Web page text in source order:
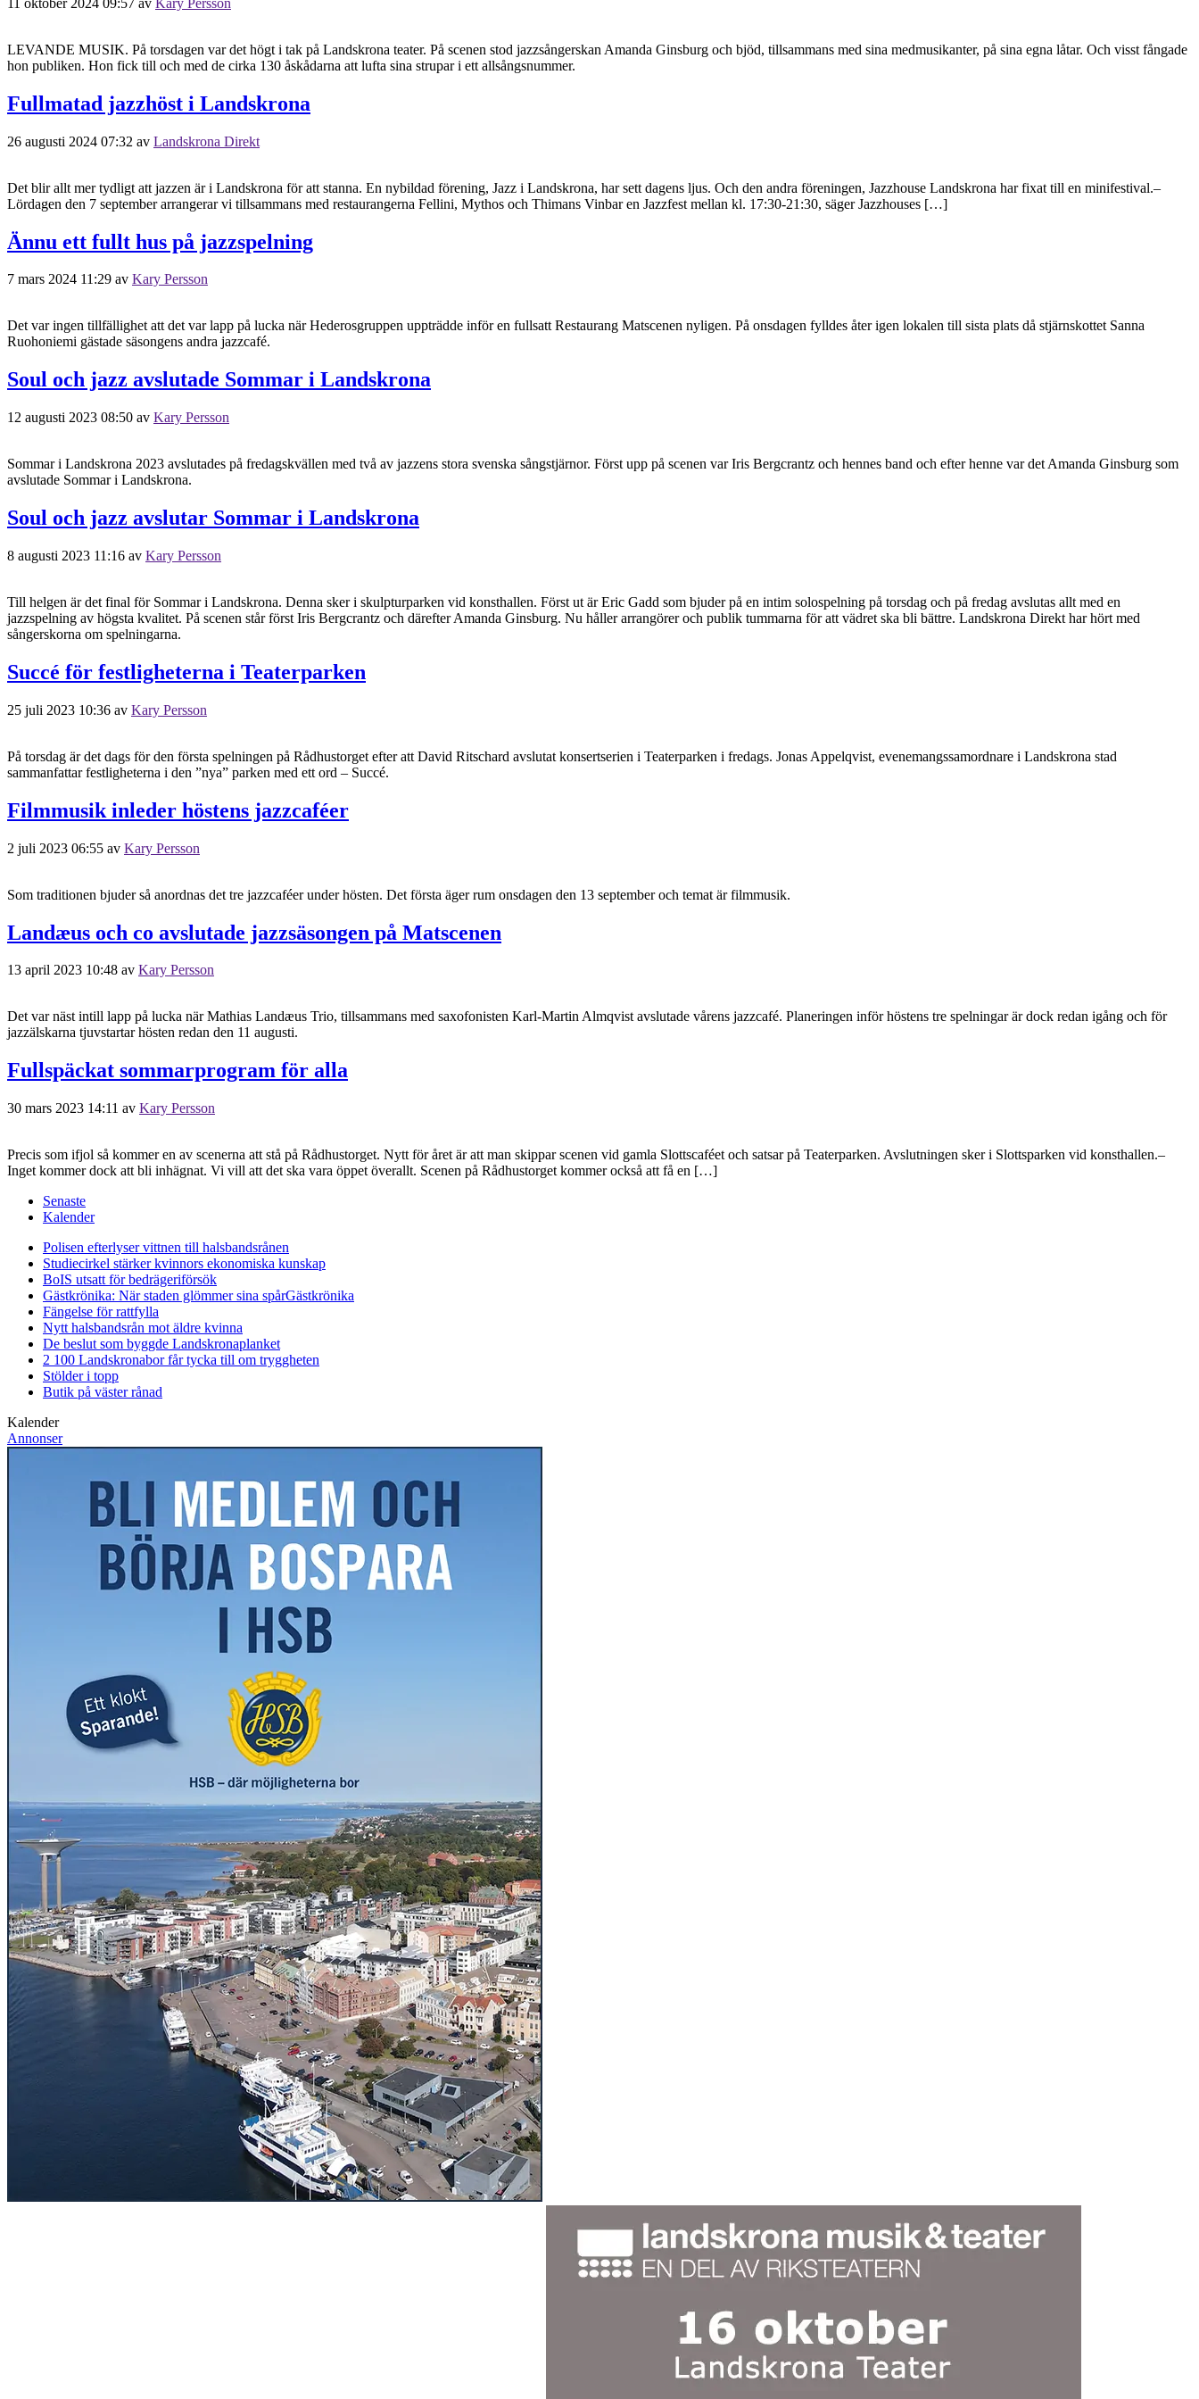
LEVANDE MUSIK. På torsdagen var det högt i tak på Landskrona teater. På scenen stod jazzsångerskan Amanda Ginsburg och bjöd, tillsammans med sina medmusikanter, på sina egna låtar. Och visst fångade
hon publiken. Hon fick till och med de cirka 130 åskådarna att lufta sina strupar i ett allsångsnummer.
Fullmatad jazzhöst i Landskrona
26 augusti 2024 07:32 av Landskrona Direkt
Det blir allt mer tydligt att jazzen är i Landskrona för att stanna. En nybildad förening, Jazz i Landskrona, har sett dagens ljus. Och den andra föreningen, Jazzhouse Landskrona har fixat till en minifestival.–
Lördagen den 7 september arrangerar vi tillsammans med restaurangerna Fellini, Mythos och Thimans Vinbar en Jazzfest mellan kl. 17:30-21:30, säger Jazzhouses […]
Ännu ett fullt hus på jazzspelning
7 mars 2024 11:29 av Kary Persson
Det var ingen tillfällighet att det var lapp på lucka när Hederosgruppen uppträdde inför en fullsatt Restaurang Matscenen nyligen. På onsdagen fylldes åter igen lokalen till sista plats då stjärnskottet Sanna
Ruohoniemi gästade säsongens andra jazzcafé.
Soul och jazz avslutade Sommar i Landskrona
12 augusti 2023 08:50 av Kary Persson
Sommar i Landskrona 2023 avslutades på fredagskvällen med två av jazzens stora svenska sångstjärnor. Först upp på scenen var Iris Bergcrantz och hennes band och efter henne var det Amanda Ginsburg som
avslutade Sommar i Landskrona.
Soul och jazz avslutar Sommar i Landskrona
8 augusti 2023 11:16 av Kary Persson
Till helgen är det final för Sommar i Landskrona. Denna sker i skulpturparken vid konsthallen. Först ut är Eric Gadd som bjuder på en intim solospelning på torsdag och på fredag avslutas allt med en
jazzspelning av högsta kvalitet. På scenen står först Iris Bergcrantz och därefter Amanda Ginsburg. Nu håller arrangörer och publik tummarna för att vädret ska bli bättre. Landskrona Direkt har hört med
sångerskorna om spelningarna.
Succé för festligheterna i Teaterparken
25 juli 2023 10:36 av Kary Persson
På torsdag är det dags för den första spelningen på Rådhustorget efter att David Ritschard avslutat konsertserien i Teaterparken i fredags. Jonas Appelqvist, evenemangssamordnare i Landskrona stad
sammanfattar festligheterna i den ”nya” parken med ett ord – Succé.
Filmmusik inleder höstens jazzcaféer
2 juli 2023 06:55 av Kary Persson
Som traditionen bjuder så anordnas det tre jazzcaféer under hösten. Det första äger rum onsdagen den 13 september och temat är filmmusik.
Landæus och co avslutade jazzsäsongen på Matscenen
13 april 2023 10:48 av Kary Persson
Det var näst intill lapp på lucka när Mathias Landæus Trio, tillsammans med saxofonisten Karl-Martin Almqvist avslutade vårens jazzcafé. Planeringen inför höstens tre spelningar är dock redan igång och för
jazzälskarna tjuvstartar hösten redan den 11 augusti.
Fullspäckat sommarprogram för alla
30 mars 2023 14:11 av Kary Persson
Precis som ifjol så kommer en av scenerna att stå på Rådhustorget. Nytt för året är att man skippar scenen vid gamla Slottscaféet och satsar på Teaterparken. Avslutningen sker i Slottsparken vid konsthallen.–
Inget kommer dock att bli inhägnat. Vi vill att det ska vara öppet överallt. Scenen på Rådhustorget kommer också att få en […]
Senaste
Kalender
Polisen efterlyser vittnen till halsbandsrånen
Studiecirkel stärker kvinnors ekonomiska kunskap
BoIS utsatt för bedrägeriförsök
Gästkrönika: När staden glömmer sina spårGästkrönika
Fängelse för rattfylla
Nytt halsbandsrån mot äldre kvinna
De beslut som byggde Landskronaplanket
2 100 Landskronabor får tycka till om tryggheten
Stölder i topp
Butik på väster rånad
Kalender
Annonser